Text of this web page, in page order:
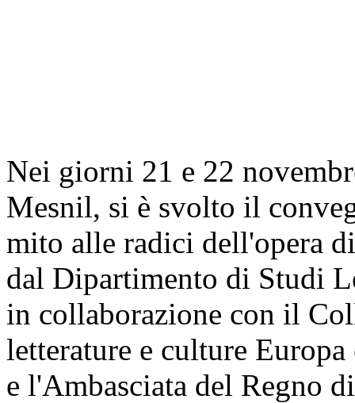
Nei giorni 21 e 22
Mesnil, si è svolto il
mito alle radici dell'opera
dal Dipartimento di Studi
in collaborazione con il
letterature e culture
e l'Ambasciata del Regno